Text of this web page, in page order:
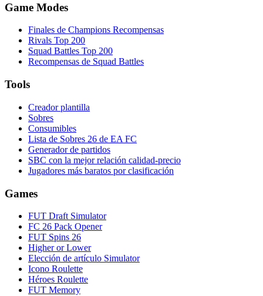
Game Modes
Finales de Champions Recompensas
Rivals Top 200
Squad Battles Top 200
Recompensas de Squad Battles
Tools
Creador plantilla
Sobres
Consumibles
Lista de Sobres 26 de EA FC
Generador de partidos
SBC con la mejor relación calidad-precio
Jugadores más baratos por clasificación
Games
FUT Draft Simulator
FC 26 Pack Opener
FUT Spins 26
Higher or Lower
Elección de artículo Simulator
Icono Roulette
Héroes Roulette
FUT Memory